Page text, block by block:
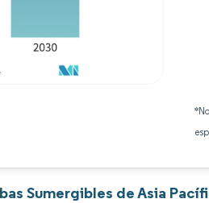
Sumergibles de Asia